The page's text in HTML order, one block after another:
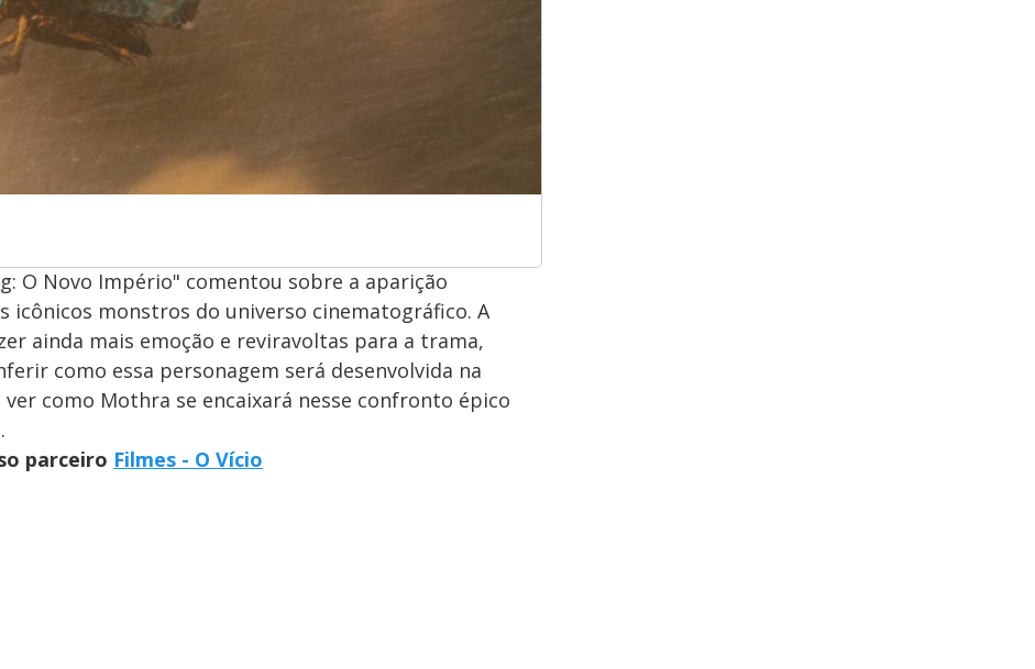
O Novo Império" comentou sobre a aparição
icônicos monstros do universo cinematográfico. A
ainda mais emoção e reviravoltas para a trama,
como essa personagem será desenvolvida na
como Mothra se encaixará nesse confronto épico
parceiro Filmes - O Vício